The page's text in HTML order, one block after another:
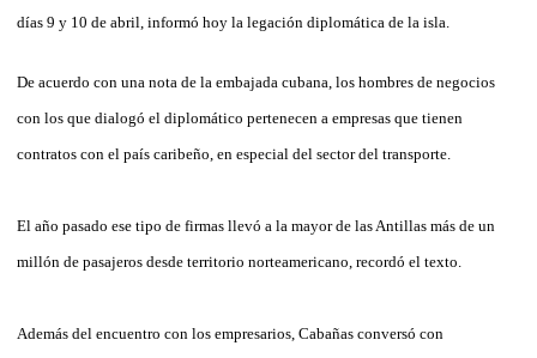
días 9 y 10 de abril, informó hoy la legación diplomática de la isla.
De acuerdo con una nota de la embajada cubana, los hombres de negocios
con los que dialogó el diplomático pertenecen a empresas que tienen
contratos con el país caribeño, en especial del sector del transporte.
El año pasado ese tipo de firmas llevó a la mayor de las Antillas más de un
millón de pasajeros desde territorio norteamericano, recordó el texto.
Además del encuentro con los empresarios, Cabañas conversó con